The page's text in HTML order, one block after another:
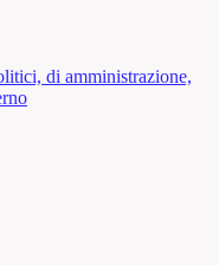
di amministrazione,